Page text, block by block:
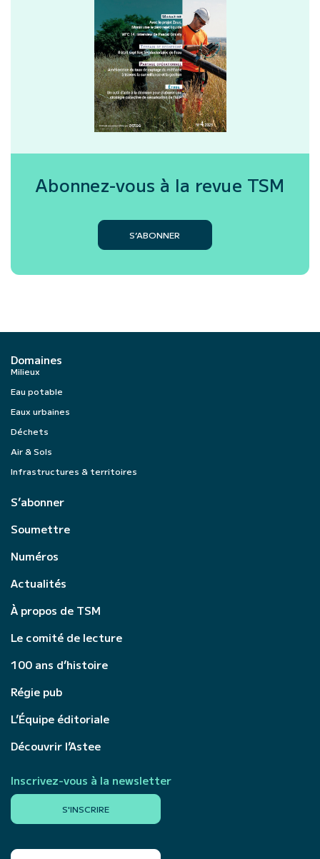
Abonnez-vous à la revue TSM
S’ABONNER
Domaines
Milieux
Eau potable
Eaux urbaines
Déchets
Air & Sols
Infrastructures & territoires
S’abonner
Soumettre
Numéros
Actualités
À propos de TSM
Le comité de lecture
100 ans d’histoire
Régie pub
L’Équipe éditoriale
Découvrir l’Astee
Inscrivez-vous à la newsletter
S'INSCRIRE